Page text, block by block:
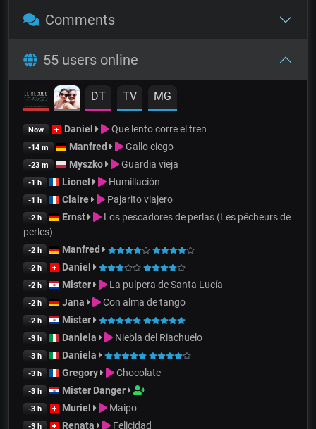
Comments
55 users online
DT TV MG
Now Daniel Que lento corre el tren
-14 m Manfred Gallo ciego
-23 m Myszko Guardia vieja
-1 h Lionel Humillación
-1 h Claire Pajarito viajero
-2 h Ernst
Los pescadores de perlas (Les pêcheurs de
perles)
-2 h Manfred
-2 h Daniel
-2 h Mister La pulpera de Santa Lucía
-2 h Jana Con alma de tango
-2 h Mister
-3 h Daniela Niebla del Riachuelo
-3 h Daniela
-3 h Gregory Chocolate
-3 h Mister Danger
-3 h Muriel Maipo
-3 h Renata Felicidad